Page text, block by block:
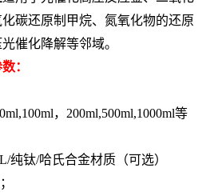
碳还原制甲烷、氮氧化物的还原
催化降解等邻域。
：
，200ml,500ml,1000ml等
纯钛/哈氏合金材质（可选）
；